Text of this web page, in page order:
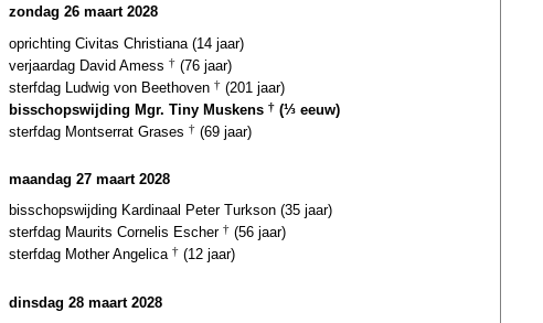
zondag 26 maart 2028
oprichting Civitas Christiana (14 jaar)
verjaardag David Amess † (76 jaar)
sterfdag Ludwig von Beethoven † (201 jaar)
bisschopswijding Mgr. Tiny Muskens † (⅓ eeuw)
sterfdag Montserrat Grases † (69 jaar)
maandag 27 maart 2028
bisschopswijding Kardinaal Peter Turkson (35 jaar)
sterfdag Maurits Cornelis Escher † (56 jaar)
sterfdag Mother Angelica † (12 jaar)
dinsdag 28 maart 2028